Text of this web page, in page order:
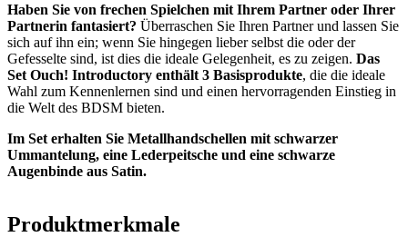
Haben Sie von frechen Spielchen mit Ihrem Partner oder Ihrer
Partnerin fantasiert? Überraschen Sie Ihren Partner und lassen Sie
sich auf ihn ein; wenn Sie hingegen lieber selbst die oder der
Gefesselte sind, ist dies die ideale Gelegenheit, es zu zeigen. Das
Set Ouch! Introductory enthält 3 Basisprodukte, die die ideale
Wahl zum Kennenlernen sind und einen hervorragenden Einstieg in
die Welt des BDSM bieten.
Im Set erhalten Sie Metallhandschellen mit schwarzer
Ummantelung, eine Lederpeitsche und eine schwarze
Augenbinde aus Satin.
Produktmerkmale